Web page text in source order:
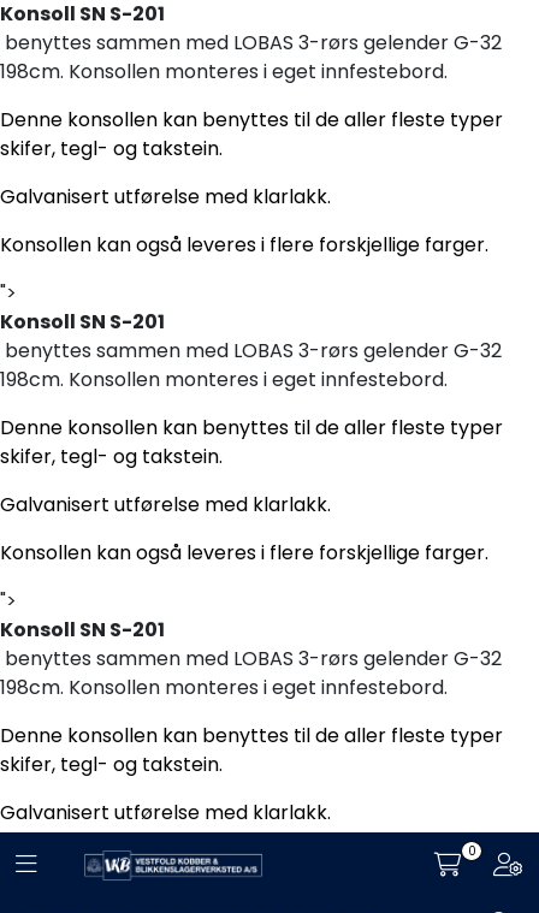
Konsoll SN S-201
benyttes sammen med LOBAS 3-rørs gelender G-32
198cm. Konsollen monteres i eget innfestebord.
Denne konsollen kan benyttes til de aller fleste typer
skifer, tegl- og takstein.
Galvanisert utførelse med klarlakk.
Konsollen kan også leveres i flere forskjellige farger.
">
Konsoll SN S-201
benyttes sammen med LOBAS 3-rørs gelender G-32
198cm. Konsollen monteres i eget innfestebord.
Denne konsollen kan benyttes til de aller fleste typer
skifer, tegl- og takstein.
Galvanisert utførelse med klarlakk.
Konsollen kan også leveres i flere forskjellige farger.
">
Konsoll SN S-201
benyttes sammen med LOBAS 3-rørs gelender G-32
198cm. Konsollen monteres i eget innfestebord.
Denne konsollen kan benyttes til de aller fleste typer
skifer, tegl- og takstein.
Galvanisert utførelse med klarlakk.
Konsollen kan også leveres i flere forskjellige farger.
Skip to main content
Toggle navigation 0
Fasadearbeid
Taktekking
Ventilasjon
Bildegalleri
Våre leverandører
Handle her!
Kunngjøringer!